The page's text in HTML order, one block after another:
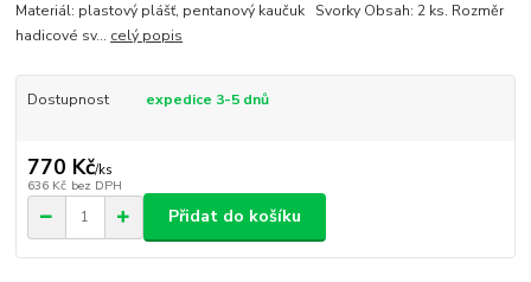
Materiál: plastový plášť, pentanový kaučuk Svorky Obsah: 2 ks. Rozměr
hadicové sv... celý popis
Dostupnost expedice 3-5 dnů
770 Kč/ks
636 Kč bez DPH
Přidat do košíku